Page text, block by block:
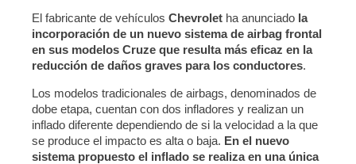
El fabricante de vehículos Chevrolet ha anunciado la
incorporación de un nuevo sistema de airbag frontal
en sus modelos Cruze que resulta más eficaz en la
reducción de daños graves para los conductores.
Los modelos tradicionales de airbags, denominados de
dobe etapa, cuentan con dos infladores y realizan un
inflado diferente dependiendo de si la velocidad a la que
se produce el impacto es alta o baja. En el nuevo
sistema propuesto el inflado se realiza en una única